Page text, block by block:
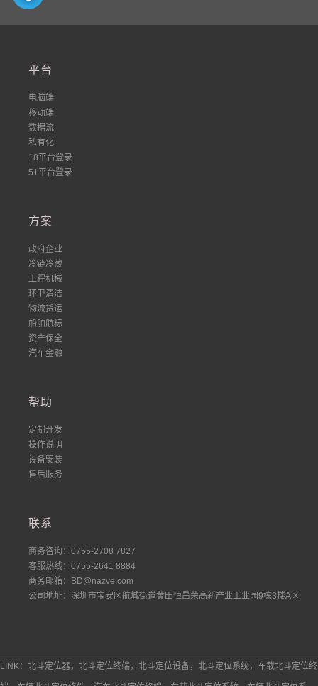
平台
电脑端
移动端
数据流
私有化
18平台登录
51平台登录
方案
政府企业
冷链冷藏
工程机械
环卫清洁
物流货运
船舶航标
资产保全
汽车金融
帮助
定制开发
操作说明
设备安装
售后服务
联系
商务咨询：0755-2708 7827
客服热线：0755-2641 8884
商务邮箱：BD@nazve.com
公司地址：深圳市宝安区航城街道黄田恒昌荣高新产业工业园9栋3楼A区
LINK：北斗定位器，北斗定位终端，北斗定位设备，北斗定位系统，车载北斗定位终